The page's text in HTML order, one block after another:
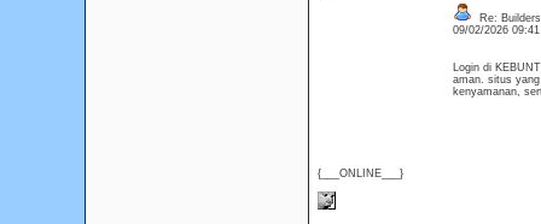
{___ONLINE___}
Re:
09/02/2026
Login di
aman. situs
kenyamanan,